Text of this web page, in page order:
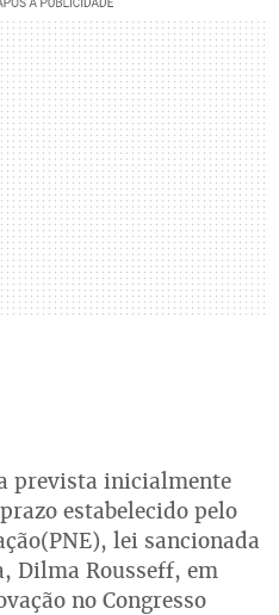
prevista inicialmente
estabelecido pelo
lei sancionada
Dilma Rousseff, em
no Congresso